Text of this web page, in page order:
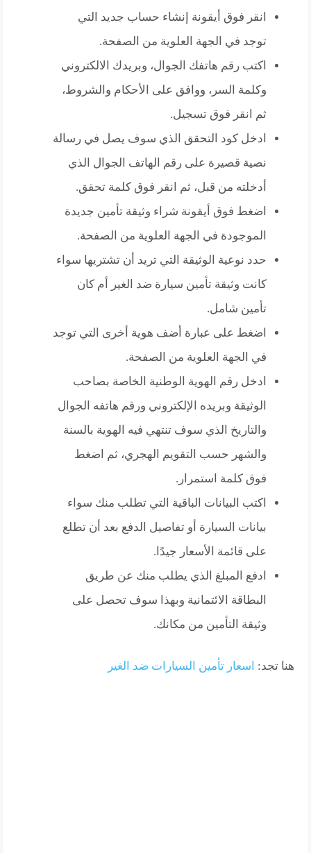
انقر فوق أيقونة إنشاء حساب جديد التي
توجد في الجهة العلوية من الصفحة.
اكتب رقم هاتفك الجوال، وبريدك الالكتروني
وكلمة السر، ووافق على الأحكام والشروط،
ثم انقر فوق تسجيل.
ادخل كود التحقق الذي سوف يصل في رسالة
نصية قصيرة على رقم الهاتف الجوال الذي
أدخلته من قبل، ثم انقر فوق كلمة تحقق.
اضغط فوق أيقونة شراء وثيقة تأمين جديدة
الموجودة في الجهة العلوية من الصفحة.
حدد نوعية الوثيقة التي تريد أن تشتريها سواء
كانت وثيقة تأمين سيارة ضد الغير أم كان
تأمين شامل.
اضغط على عبارة أضف هوية أخرى التي توجد
في الجهة العلوية من الصفحة.
ادخل رقم الهوية الوطنية الخاصة بصاحب
الوثيقة وبريده الإلكتروني ورقم هاتفه الجوال
والتاريخ الذي سوف تنتهي فيه الهوية بالسنة
والشهر حسب التقويم الهجري، ثم اضغط
فوق كلمة استمرار.
اكتب البيانات الباقية التي تطلب منك سواء
بيانات السيارة أو تفاصيل الدفع بعد أن تطلع
على قائمة الأسعار جيدًا.
ادفع المبلغ الذي يطلب منك عن طريق
البطاقة الائتمانية وبهذا سوف تحصل على
وثيقة التأمين من مكانك.
هنا تجد: اسعار تأمين السيارات ضد الغير